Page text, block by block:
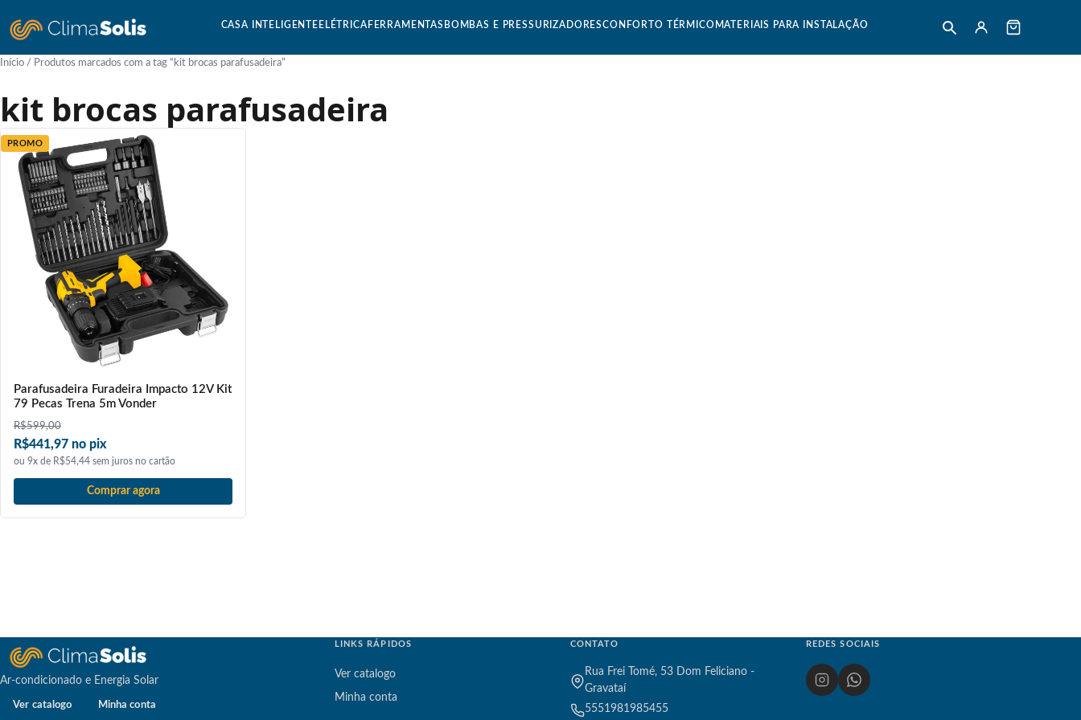
CASA INTELIGENTE ELÉTRICA FERRAMENTAS BOMBAS E PRESSURIZADORESCONFORTO TÉRMICO MATERIAIS PARA INSTALAÇÃO
Início / Produtos marcados com a tag “kit brocas parafusadeira”
kit brocas parafusadeira
PROMO
Parafusadeira Furadeira Impacto 12V Kit
79 Pecas Trena 5m Vonder
R$599,00
R$441,97 no pix
ou 9x de R$54,44 sem juros no cartão
Comprar agora
Ar-condicionado e Energia Solar
Ver catalogo Minha conta
LINKS RÁPIDOS
Ver catalogo
Minha conta
CONTATO
Rua Frei Tomé, 53 Dom Feliciano -
Gravataí
5551981985455
REDES SOCIAIS